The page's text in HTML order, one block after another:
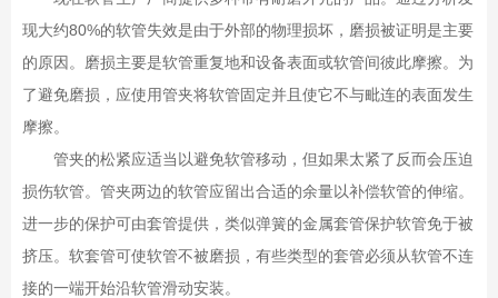
现大约80%的软管失效是由于外部的物理损坏，磨损被证明是主要
的原因。磨损主要是软管重复地和设备表面或软管间彼此摩擦。为
了避免磨损，应使用管夹将软管固定并且使它不与毗连的表面发生
摩擦。
管夹的松紧应适当以避免软管移动，但如果太紧了反而会压迫
损伤软管。管夹两边的软管应留出合适的余量以补偿软管的伸缩。
进一步的保护可由套管提供，类似弹簧的金属套管保护软管免于被
挤压。软套管可使软管不被磨损，有些类型的套管必须从软管不连
接的一端开始沿软管滑动安装。